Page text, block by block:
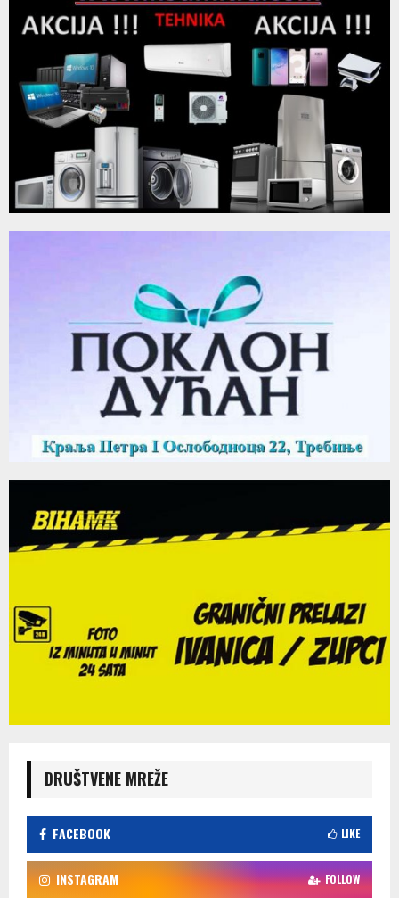
DRUŠTVENE MREŽE
FACEBOOK LIKE
INSTAGRAM FOLLOW